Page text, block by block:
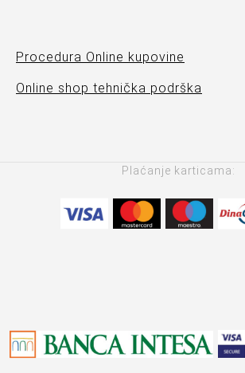
Procedura Online kupovine
Online shop tehnička podrška
Plaćanje karticama: